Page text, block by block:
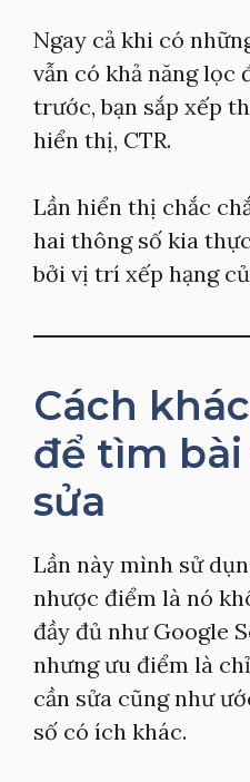
Ngay cả khi có
vẫn có khả năng lọc
trước, bạn sắp xếp
hiển thị, CTR.
Lần hiển thị chắc
hai thông số kia
bởi vị trí xếp hạng
Cách
để tìm
sửa
Lần này mình sử
nhược điểm là nó
đầy đủ như Google
nhưng ưu điểm là
cần sửa cũng như
số có ích khác.